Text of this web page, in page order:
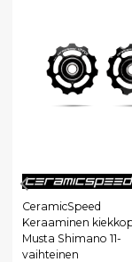
CeramicSpeed
Keraaminen
Musta Shimano 11-
vaihteinen